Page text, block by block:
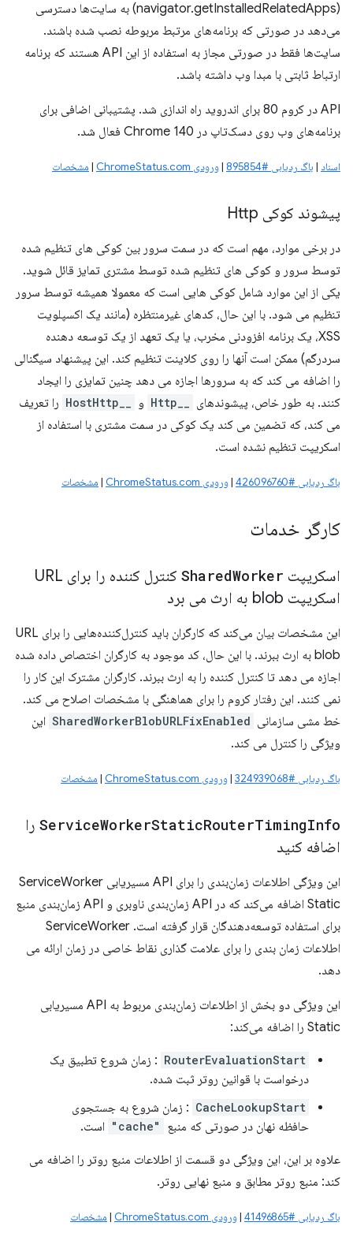
(navigator.getInstalledRelatedApps) به سایت‌ها دسترسی
می‌دهد در صورتی که برنامه‌های مرتبط مربوطه نصب شده باشند.
سایت‌ها فقط در صورتی مجاز به استفاده از این API هستند که برنامه
ارتباط ثابتی با مبدا وب داشته باشد.
API در کروم 80 برای اندروید راه اندازی شد. پشتیبانی اضافی برای
برنامه‌های وب روی دسک‌تاپ در Chrome 140 فعال شد.
اسناد | باگ ردیابی #895854 |ورودی ChromeStatus.com | مشخصات
پیشوند کوکی Http
در برخی موارد، مهم است که در سمت سرور بین کوکی های تنظیم شده
توسط سرور و کوکی های تنظیم شده توسط مشتری تمایز قائل شوید.
یکی از این موارد شامل کوکی هایی است که معمولا همیشه توسط سرور
تنظیم می شود. با این حال، کدهای غیرمنتظره (مانند یک اکسپلویت
XSS، یک برنامه افزودنی مخرب، یا یک تعهد از یک توسعه دهنده
سردرگم) ممکن است آنها را روی کلاینت تنظیم کند. این پیشنهاد سیگنالی
را اضافه می کند که به سرورها اجازه می دهد چنین تمایزی را ایجاد
کنند. به طور خاص، پیشوندهای
و
را تعریف
می کند، که تضمین می کند یک کوکی در سمت مشتری با استفاده از
اسکریپت تنظیم نشده است.
باگ ردیابی #426096760 |ورودی ChromeStatus.com | مشخصات
کارگر خدمات
اسکریپت SharedWorker
کنترل کننده را برای URL
اسکریپت blob به ارث می برد
این مشخصات بیان می‌کند که کارگران باید کنترل‌کننده‌هایی را برای URL
blob به ارث ببرند. با این حال، کد موجود به کارگران اختصاص داده شده
اجازه می دهد تا کنترل کننده را به ارث ببرند. کارگران مشترک این کار را
نمی کنند. این رفتار کروم را برای هماهنگی با مشخصات اصلاح می کند.
خط مشی سازمانی SharedWorkerBlobURLFixEnabled این
ویژگی را کنترل می کند.
باگ ردیابی #324939068 |ورودی ChromeStatus.com | مشخصات
ServiceWorkerStaticRouterTimingInfo
را
اضافه کنید
این ویژگی اطلاعات زمان‌بندی را برای API مسیریابی ServiceWorker
Static اضافه می‌کند که در API زمان‌بندی ناوبری و API زمان‌بندی منبع
برای استفاده توسعه‌دهندگان قرار گرفته است. ServiceWorker
اطلاعات زمان بندی را برای علامت گذاری نقاط خاصی در زمان ارائه می
دهد.
این ویژگی دو بخش از اطلاعات زمان‌بندی مربوط به API مسیریابی
Static را اضافه می‌کند:
RouterEvaluationStart : زمان شروع تطبیق یک
درخواست با قوانین روتر ثبت شده.
CacheLookupStart : زمان شروع به جستجوی
حافظه نهان در صورتی که منبع
"cache" است.
علاوه بر این، این ویژگی دو قسمت از اطلاعات منبع روتر را اضافه می
کند: منبع روتر مطابق و منبع نهایی روتر.
باگ ردیابی #41496865 |ورودی ChromeStatus.com | مشخصات